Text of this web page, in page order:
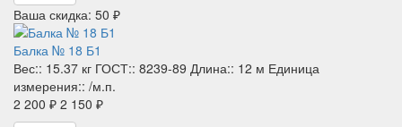
Ваша скидка: 50 ₽
Балка № 18 Б1
Вес:: 15.37 кг ГОСТ:: 8239-89 Длина:: 12 м Единица
измерения:: /м.п.
2 200 ₽ 2 150 ₽